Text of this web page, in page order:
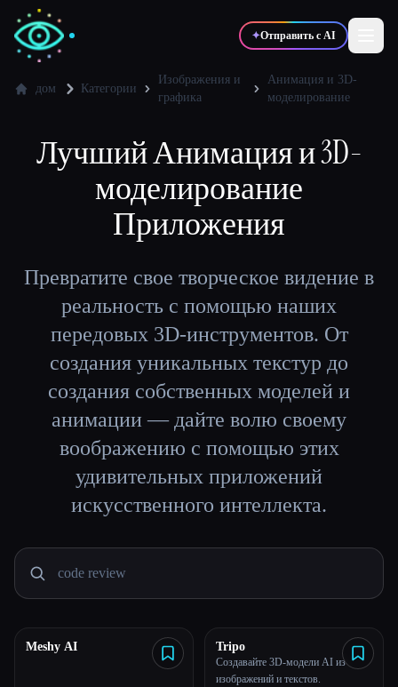
✦Отправить с AI
Разработчики 📈Маркетологи
Блог
Сравнить инструменты
Все категории
дом Категории
Изображения и
графика
Анимация и 3D-
моделирование
ЛучшийАнимация и 3D-
моделирование
Приложения
Превратите свое творческое видение в
реальность с помощью наших
передовых 3D-инструментов. От
создания уникальных текстур до
создания собственных моделей и
анимации — дайте волю своему
воображению с помощью этих
удивительных приложений
искусственного интеллекта.
Meshy AI Tripo
Создавайте 3D-модели AI из
изображений и текстов.